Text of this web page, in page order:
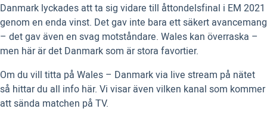
Danmark lyckades att ta sig vidare till åttondelsfinal i EM 2021
genom en enda vinst. Det gav inte bara ett säkert avancemang
– det gav även en svag motståndare. Wales kan överraska –
men här är det Danmark som är stora favortier.
Om du vill titta på Wales – Danmark via live stream på nätet
så hittar du all info här. Vi visar även vilken kanal som kommer
att sända matchen på TV.